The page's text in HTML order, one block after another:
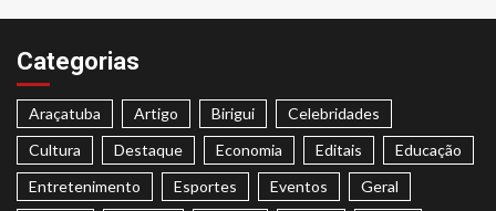
Categorias
Araçatuba Artigo Birigui
Celebridades
Cultura
Destaque Economia Editais
Educação
Entretenimento
Esportes Eventos
Geral